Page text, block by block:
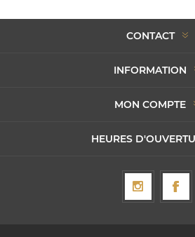
CONTACT
INFORMATION
MON COMPTE
HEURES